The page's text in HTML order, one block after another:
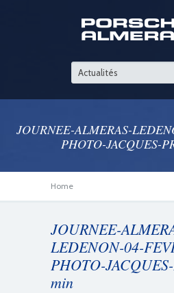
JOURNEE-ALMERAS-
PHOTO-JACQUES-
Home
JOURNEE-
LEDENON-04-
PHOTO-
min